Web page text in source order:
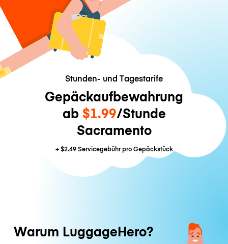
Stunden- und Tagestarife
Gepäckaufbewahrung
ab $1.99/Stunde
Sacramento
+$2.49Servicegebühr pro Gepäckstück
Warum LuggageHero?